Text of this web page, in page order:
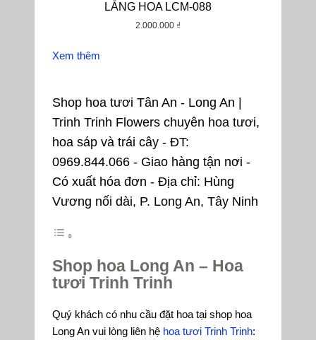
LẴNG HOA LCM-088
2.000.000 ₫
Xem thêm
Shop hoa tươi Tân An - Long An |
Trinh Trinh Flowers chuyên hoa tươi,
hoa sáp và trái cây - ĐT:
0969.844.066 - Giao hàng tận nơi -
Có xuất hóa đơn - Địa chỉ: Hùng
Vương nối dài, P. Long An, Tây Ninh
Shop hoa Long An – Hoa
tươi Trinh Trinh
Quý khách có nhu cầu đặt hoa tại shop hoa
Long An vui lòng liên hệ hoa tươi Trinh Trinh: